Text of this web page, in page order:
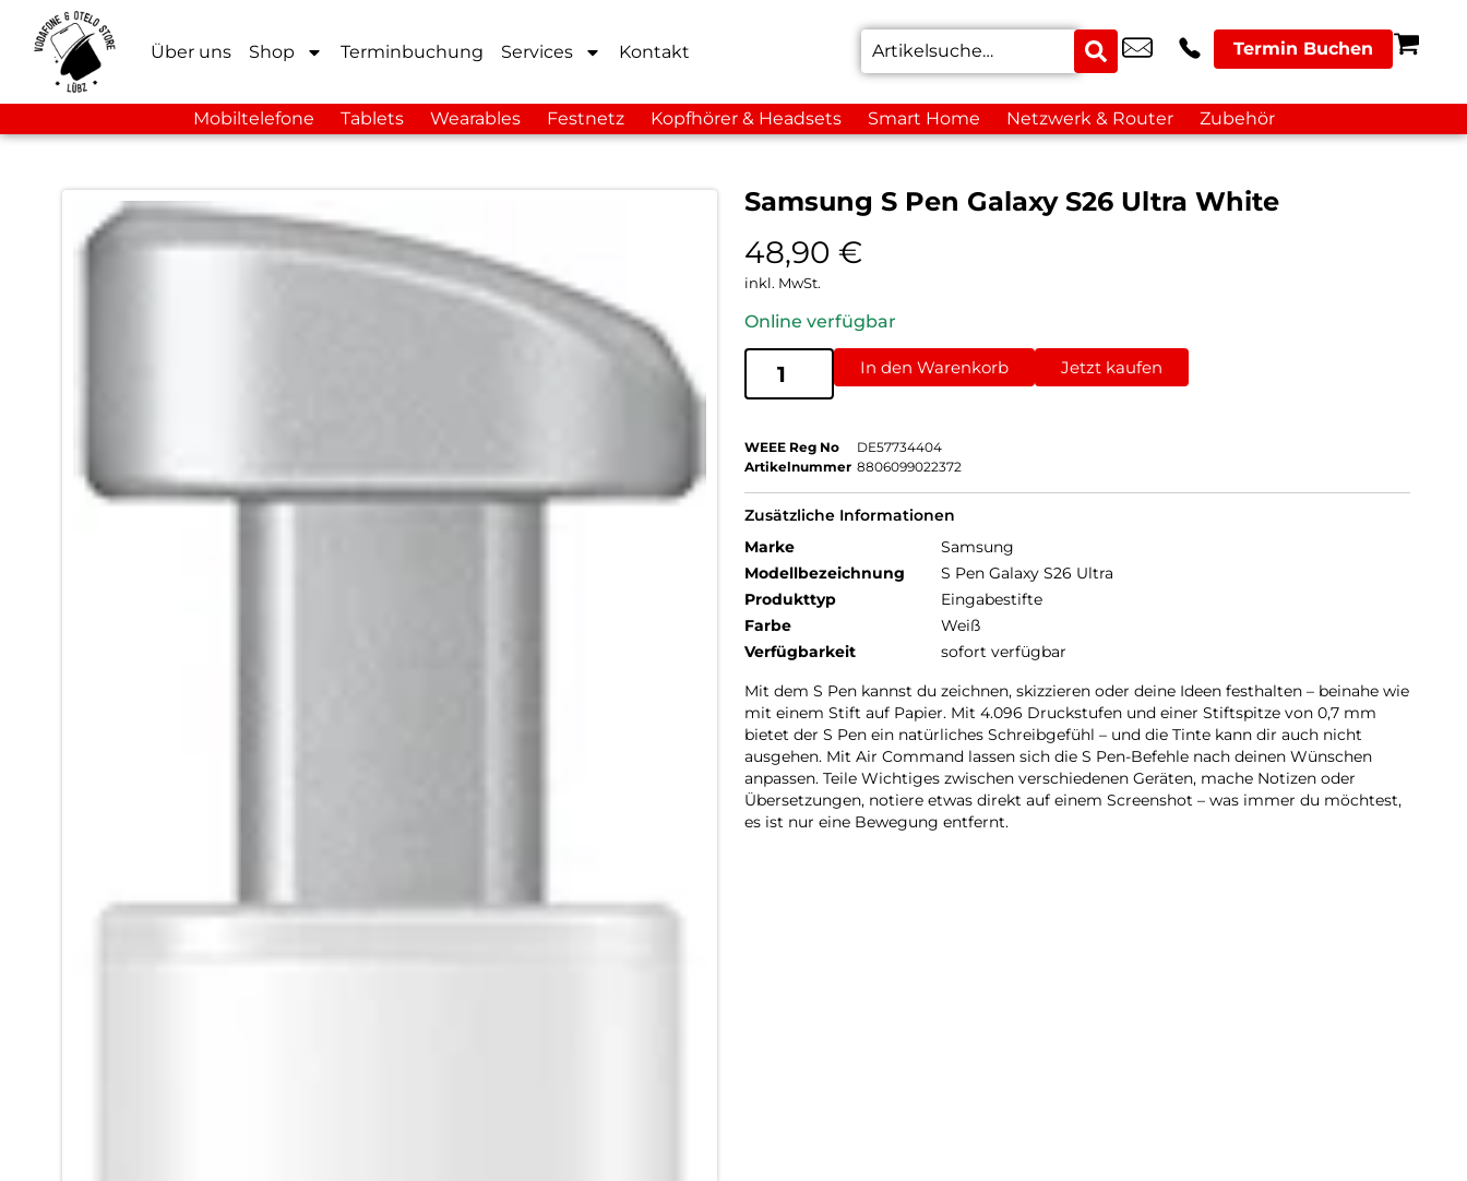
Über uns Shop Terminbuchung Services Kontakt Termin Buchen
Mobiltelefone Tablets Wearables Festnetz Kopfhörer & Headsets Smart Home Netzwerk & Router Zubehör
Samsung S Pen Galaxy S26 Ultra White
48,90 €
inkl. MwSt.
Online verfügbar
In den Warenkorb Jetzt kaufen
WEEE Reg No
DE57734404
Artikelnummer 8806099022372
Zusätzliche Informationen
Marke
Samsung
Modellbezeichnung
S Pen Galaxy S26 Ultra
Produkttyp
Eingabestifte
Farbe
Weiß
Verfügbarkeit
sofort verfügbar
Mit dem S Pen kannst du zeichnen, skizzieren oder deine Ideen festhalten – beinahe wie
mit einem Stift auf Papier. Mit 4.096 Druckstufen und einer Stiftspitze von 0,7 mm
bietet der S Pen ein natürliches Schreibgefühl – und die Tinte kann dir auch nicht
ausgehen. Mit Air Command lassen sich die S Pen-Befehle nach deinen Wünschen
anpassen. Teile Wichtiges zwischen verschiedenen Geräten, mache Notizen oder
Übersetzungen, notiere etwas direkt auf einem Screenshot – was immer du möchtest,
es ist nur eine Bewegung entfernt.